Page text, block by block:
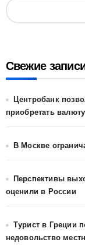
Свежие
Центробанк
приобретать валюту
В Москве
Перспективы
оценили в России
Турист в
недовольство